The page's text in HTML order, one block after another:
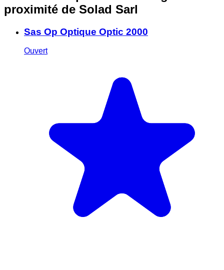
proximité de Solad Sarl
Sas Op Optique Optic 2000
Ouvert